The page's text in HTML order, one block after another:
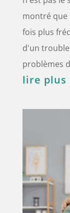
montré que
fois plus
d'un trouble
problèmes
lire plus